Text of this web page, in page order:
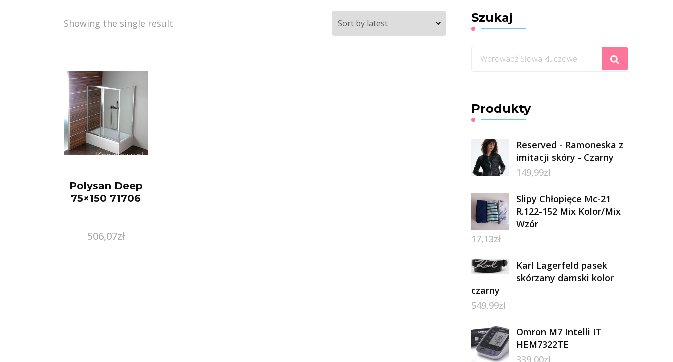
Showing the single result
Polysan Deep
75×150 71706
506,07zł
Szukaj
Szukasz
Produkty
Reserved - Ramoneska z
imitacji skóry - Czarny
149,99zł
Slipy Chłopięce Mc-21
R.122-152 Mix Kolor/Mix
Wzór
17,13zł
Karl Lagerfeld pasek
skórzany damski kolor
czarny
549,99zł
Omron M7 Intelli IT
HEM7322TE
339,00zł